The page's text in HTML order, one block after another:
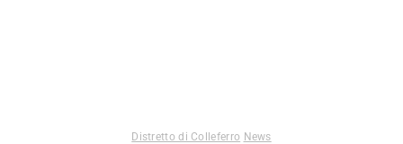
Distretto di Colleferro News